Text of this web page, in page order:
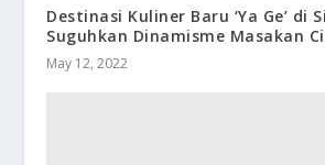
Destinasi Kuliner Baru ‘Ya Ge’ di
Suguhkan Dinamisme Masakan
May 12, 2022